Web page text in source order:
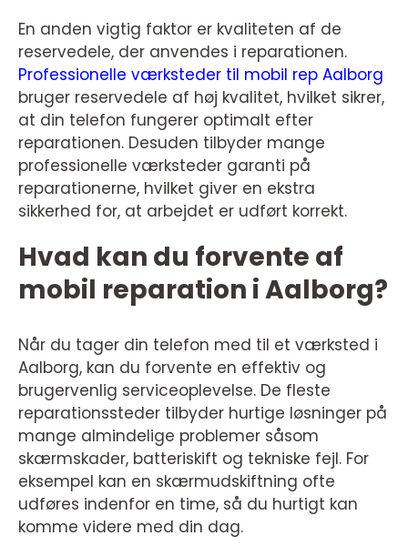
En anden vigtig faktor er kvaliteten af de
reservedele, der anvendes i reparationen.
Professionelle værksteder til mobil rep Aalborg
bruger reservedele af høj kvalitet, hvilket sikrer,
at din telefon fungerer optimalt efter
reparationen. Desuden tilbyder mange
professionelle værksteder garanti på
reparationerne, hvilket giver en ekstra
sikkerhed for, at arbejdet er udført korrekt.
Hvad kan du forvente af
mobil reparation i Aalborg?
Når du tager din telefon med til et værksted i
Aalborg, kan du forvente en effektiv og
brugervenlig serviceoplevelse. De fleste
reparationssteder tilbyder hurtige løsninger på
mange almindelige problemer såsom
skærmskader, batteriskift og tekniske fejl. For
eksempel kan en skærmudskiftning ofte
udføres indenfor en time, så du hurtigt kan
komme videre med din dag.